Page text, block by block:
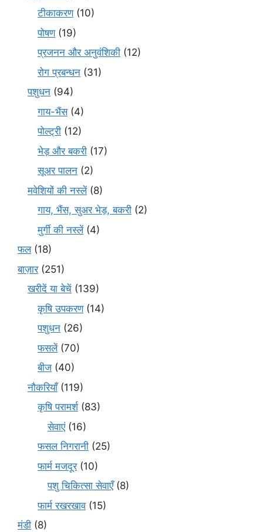
टीकाकरण(10)
पोषण(19)
प्रजनन और अनुवंशिकी (12)
रोग प्रबन्धन (31)
पशुधन (94)
गाय-भैंस(4)
पोल्ट्री (12)
भेड़ और बकरी (17)
सूअर पालन (2)
मवेशियों की नस्लें(8)
गाय, भैंस, सुअर भेड़, बकरी (2)
मुर्गी की नस्लें(4)
फल(18)
बाज़ार(251)
खरीदें या बेचें (139)
कृषि उपकरण(14)
पशुधन (26)
फसलें(70)
बीज (40)
नौकरियाँ(119)
कृषि परामर्श(83)
सेवाएं(16)
फसल निगरानी (25)
फार्म मजदूर(10)
पशु चिकित्सा सेवाएँ(8)
फार्म रखरखाव(15)
मंडी (8)